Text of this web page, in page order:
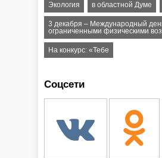
Экология в областной Думе
3 декабря – Международный
ограниченными физическими
На конкурс: «Тебе
Соцсети